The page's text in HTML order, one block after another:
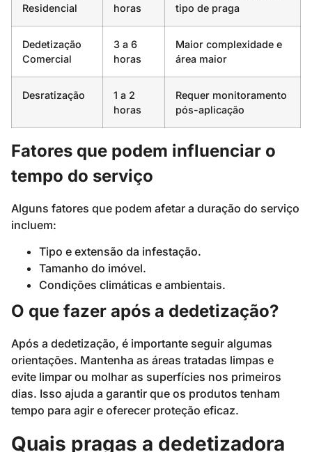
Residencial
horas
tipo de praga
Dedetização
Comercial
3 a 6
horas
Maior complexidade e
área maior
Desratização
1 a 2
horas
Requer monitoramento
pós-aplicação
Fatores que podem influenciar o
tempo do serviço
Alguns fatores que podem afetar a duração do serviço
incluem:
Tipo e extensão da infestação.
Tamanho do imóvel.
Condições climáticas e ambientais.
O que fazer após a dedetização?
Após a dedetização, é importante seguir algumas
orientações. Mantenha as áreas tratadas limpas e
evite limpar ou molhar as superfícies nos primeiros
dias. Isso ajuda a garantir que os produtos tenham
tempo para agir e oferecer proteção eficaz.
Quais pragas a dedetizadora